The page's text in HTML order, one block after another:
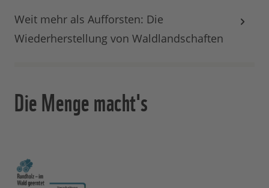
Weit mehr als Aufforsten: Die
Wiederherstellung von Waldlandschaften
Die Menge macht's